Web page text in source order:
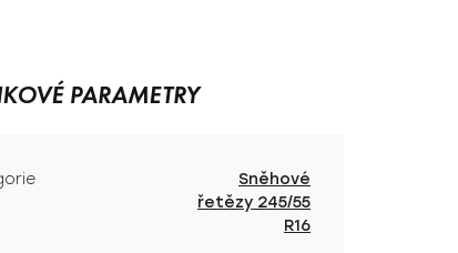
PARAMETRY
Sněhové
řetězy 245/55
R16